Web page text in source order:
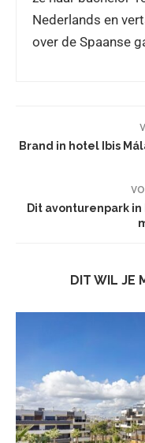
Nederlands en
over de Spaanse
Brand in hotel Ibis
Dit avonturenpark
DIT WIL JE